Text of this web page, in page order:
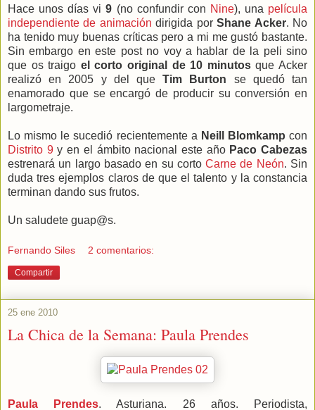
Hace unos días vi9 (no confundir con Nine), una película
independiente de animación dirigida porShane Acker. No
ha tenido muy buenas críticas pero a mi me gustó bastante.
Sin embargo en este post no voy a hablar de la peli sino
que os traigo el corto original de 10 minutosque Acker
realizó en 2005 y del queTim Burton se quedó tan
enamorado que se encargó de producir su conversión en
largometraje.
Lo mismo le sucedió recientemente a Neill Blomkamp con
Distrito 9y en el ámbito nacional este año Paco Cabezas
estrenará un largo basado en su cortoCarne de Neón. Sin
duda tres ejemplos claros de que el talento y la constancia
terminan dando sus frutos.
Un saludete guap@s.
Fernando Siles 2 comentarios:
Compartir
25 ene 2010
La Chica de la Semana: Paula Prendes
Paula Prendes. Asturiana. 26 años. Periodista,